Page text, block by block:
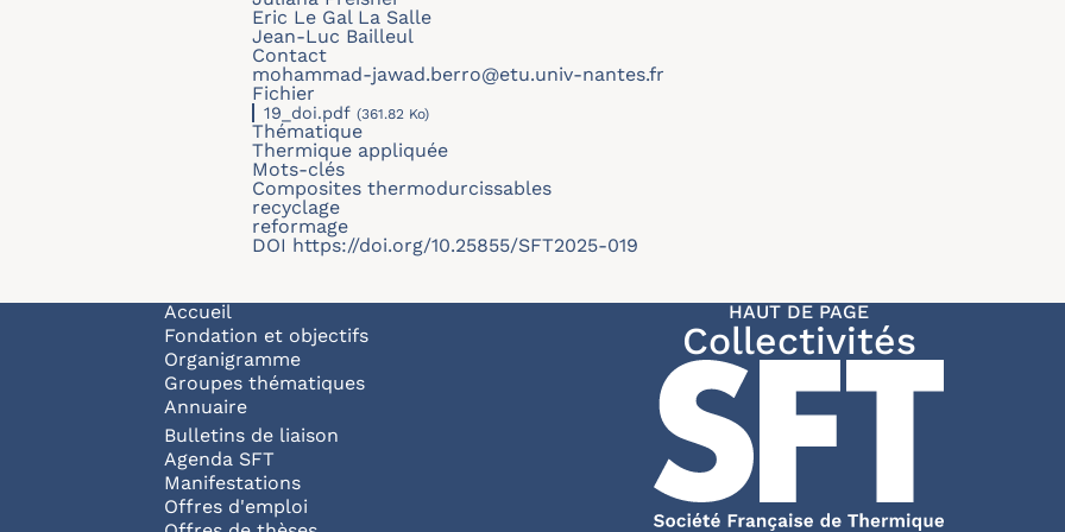
Eric Le Gal La Salle
Jean-Luc Bailleul
Contact
mohammad-jawad.berro@etu.univ-nantes.fr
Fichier
19_doi.pdf (361.82 Ko)
Thématique
Thermique appliquée
Mots-clés
Composites thermodurcissables
recyclage
reformage
DOI https://doi.org/10.25855/SFT2025-019
Navigation principale
Accueil
Fondation et objectifs
Organigramme
Groupes thématiques
Annuaire
Bulletins de liaison
Agenda SFT
Manifestations
Offres d'emploi
HAUT DE PAGE
Collectivités